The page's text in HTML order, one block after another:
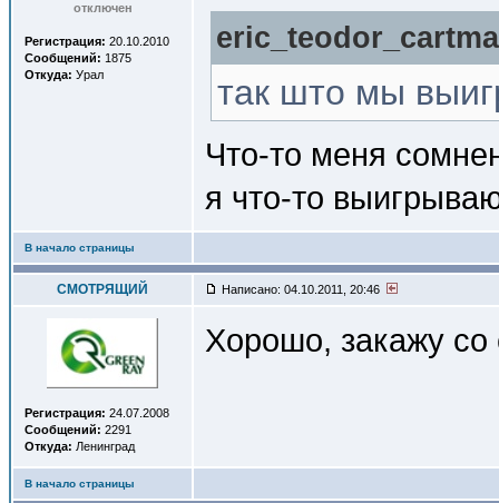
отключен
Регистрация: 20.10.2010
Сообщений: 1875
Откуда: Урал так што мы
Что-то меня
я что-то
В начало страницы
СМОТРЯЩИЙ Написано: 04.10.2011, 20:46
Регистрация: 24.07.2008
Сообщений: 2291
Откуда: Ленинград
Хорошо, закажу
В начало страницы